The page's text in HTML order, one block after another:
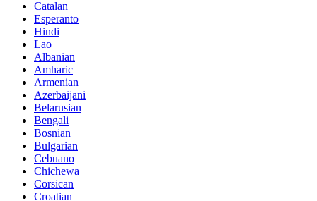
Catalan
Esperanto
Hindi
Lao
Albanian
Amharic
Armenian
Azerbaijani
Belarusian
Bengali
Bosnian
Bulgarian
Cebuano
Chichewa
Corsican
Croatian